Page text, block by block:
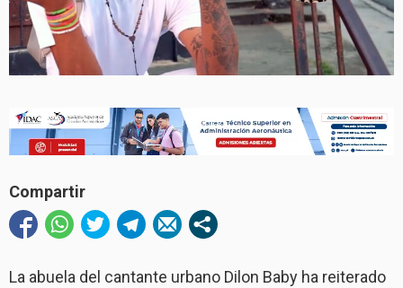
Compartir
La abuela del cantante urbano Dilon Baby ha reiterado